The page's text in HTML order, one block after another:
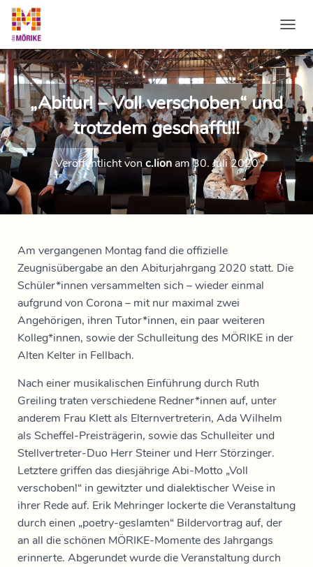
„Abitur! – Voll verschoben“ und
trotzdem geschafft!!!
Veröffentlicht vonc.lionam30. Juli 2020
Am vergangenen Montag fand die offizielle
Zeugnisübergabe an den Abiturjahrgang 2020 statt. Die
Schüler*innen versammelten sich – wieder einmal
aufgrund von Corona – mit nur maximal zwei
Angehörigen, ihren Tutor*innen, ein paar weiteren
Kolleg*innen, sowie der Schulleitung des MÖRIKE in der
Alten Kelter in Fellbach.
Nach einer musikalischen Einführung durch Ruth
Greiling traten verschiedene Redner*innen auf, unter
anderem Frau Klett als Elternvertreterin, Ada Wilhelm
als Scheffel-Preisträgerin, sowie das Schulleiter und
Stellvertreter-Duo Herr Steiner und Herr Störzinger.
Letztere griffen das diesjährige Abi-Motto „Voll
verschoben!“ in gewitzter und dialektischer Weise in
ihrer Rede auf. Erik Mehringer lockerte die Veranstaltung
durch einen „poetry-geslamten“ Bildervortrag auf, der
an all die schönen MÖRIKE-Momente des Jahrgangs
erinnerte. Abgerundet wurde die Veranstaltung durch